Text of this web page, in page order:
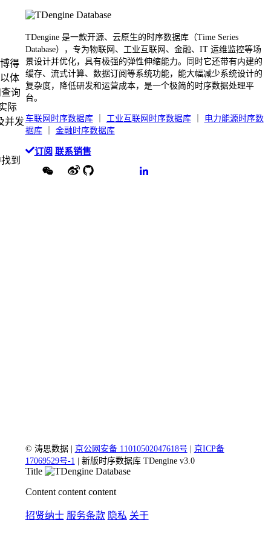
得
体
询
际
并发
到
TDengine 是一款开源、云原生的时序数据库（Time Series
Database），专为物联网、工业互联网、金融、IT 运维监控等场
景设计并优化，具有极强的弹性伸缩能力。同时它还带有内建的
缓存、流式计算、数据订阅等系统功能，能大幅减少系统设计的
复杂度，降低研发和运营成本，是一个极简的时序数据处理平
台。
车联网时序数据库｜ 工业互联网 时序数据库｜ 电力能源时序数
据库｜ 金融时序数据库
订阅 联系销售
© 涛思数据 | 京公网安备 11010502047618号
京ICP备
17069529号-1 | 新版时序数据库 TDengine v3.0
Title
Content content content
招贤纳士 服务条款 隐私 关于